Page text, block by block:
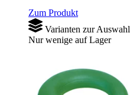
Zum Produkt
Varianten zur Auswahl
Nur wenige auf Lager